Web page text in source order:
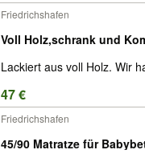
Friedrichshafen
Voll Holz,schrank und
Lackiert aus voll Holz. Wir
47 €
Friedrichshafen
45/90 Matratze für